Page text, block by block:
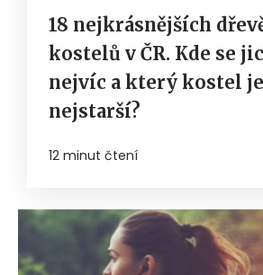
18 nejkrásnějších
kostelů v ČR. Kde se
nejvíc a který kostel je
nejstarší?
12 minut čtení